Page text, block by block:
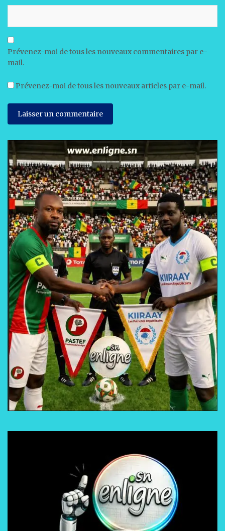
Prévenez-moi de tous les nouveaux commentaires par e-
mail.
Prévenez-moi de tous les nouveaux articles par e-mail.